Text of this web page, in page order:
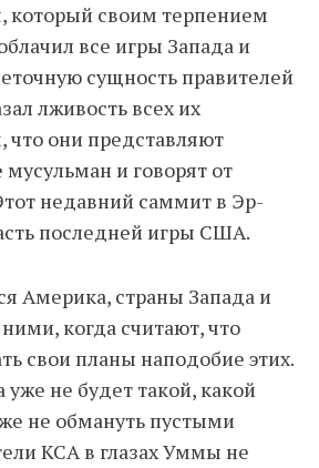
который своим терпением
все игры Запада и
сущность правителей
лживость всех их
что они представляют
и говорят от
недавний саммит в Эр-
последней игры США.
Америка, страны Запада и
когда считают, что
свои планы наподобие этих.
не будет такой, какой
не обмануть пустыми
КСА в глазах Уммы не